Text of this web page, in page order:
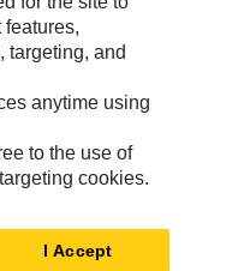
Tüm Hakları Saklıdır.
targeting, and
anytime using
to the use of
cookies.
I Accept